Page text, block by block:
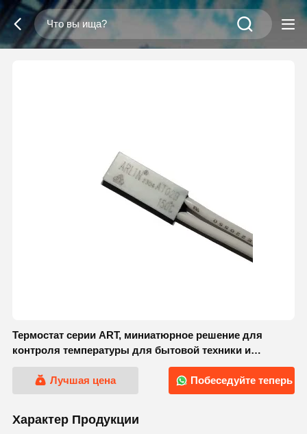
Термостат серии ART, миниатюрное решение для
контроля температуры для бытовой техники и
Лучшая цена
Побеседуйте теперь
Характер Продукции